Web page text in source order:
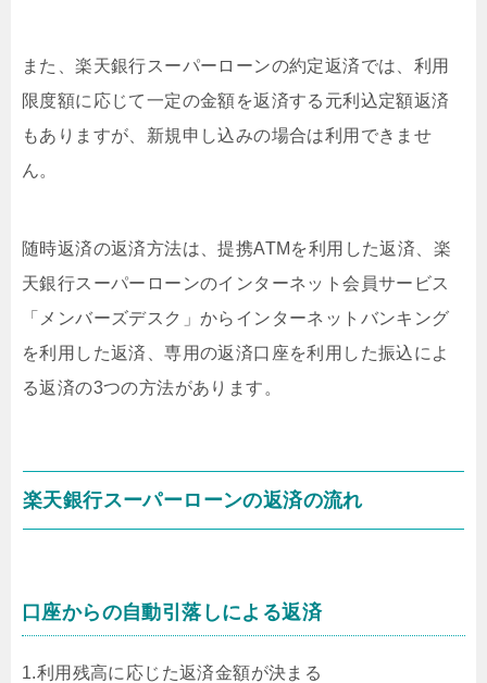
また、楽天銀行スーパーローンの約定返済では、利用
限度額に応じて一定の金額を返済する元利込定額返済
もありますが、新規申し込みの場合は利用できませ
ん。
随時返済の返済方法は、提携ATMを利用した返済、楽
天銀行スーパーローンのインターネット会員サービス
「メンバーズデスク」からインターネットバンキング
を利用した返済、専用の返済口座を利用した振込によ
る返済の3つの方法があります。
楽天銀行スーパーローンの返済の流れ
口座からの自動引落しによる返済
1.利用残高に応じた返済金額が決まる